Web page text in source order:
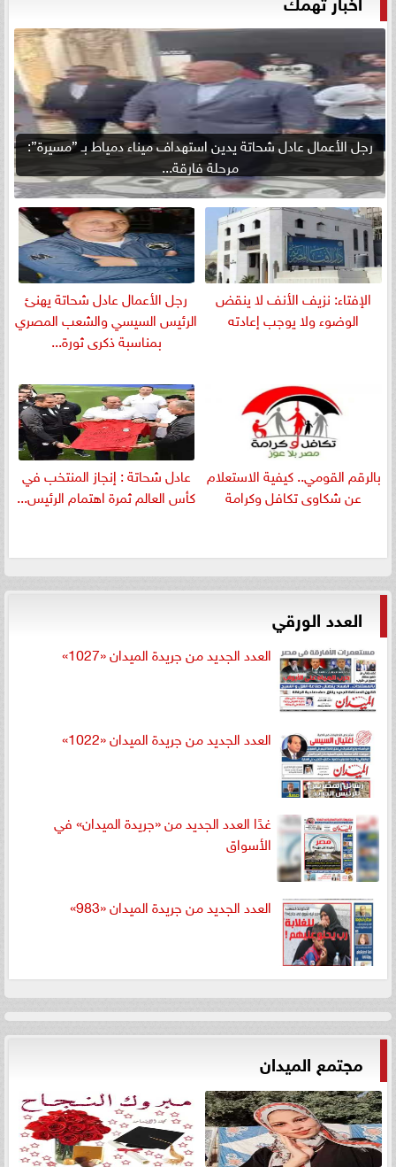
رجل الأعمال عادل شحاتة يدين استهداف ميناء دمياط بـ ”مسيرة”:
مرحلة فارقة...
الإفتاء: نزيف الأنف لا ينقض
الوضوء ولا يوجب إعادته
رجل الأعمال عادل شحاتة يهنئ
الرئيس السيسي والشعب المصري
بمناسبة ذكرى ثورة...
بالرقم القومي.. كيفية الاستعلام
عن شكاوى تكافل وكرامة
عادل شحاتة : إنجاز المنتخب في
كأس العالم ثمرة اهتمام الرئيس...
العدد الورقي
العدد الجديد من جريدة الميدان «1027»
العدد الجديد من جريدة الميدان «1022»
غدًا العدد الجديد من «جريدة الميدان» في
الأسواق
العدد الجديد من جريدة الميدان «983»
مجتمع الميدان